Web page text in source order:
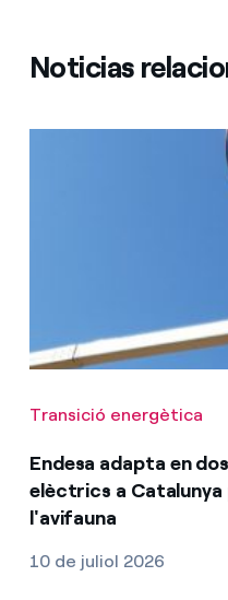
Noticias
Transició energètica
Endesa adapta en
elèctrics a
l'avifauna
10 de juliol 2026